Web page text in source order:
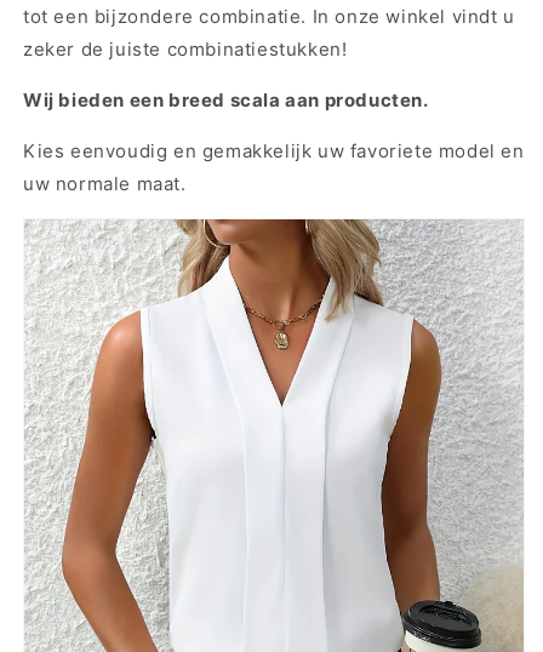
tot een bijzondere combinatie. In onze winkel vindt u
zeker de juiste combinatiestukken!
Wij bieden een breed scala aan producten.
Kies eenvoudig en gemakkelijk uw favoriete model en
uw normale maat.